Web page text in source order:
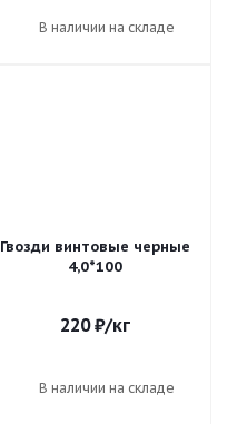
В наличии на складе
Гвозди винтовые черные
4,0*100
220₽/кг
В наличии на складе